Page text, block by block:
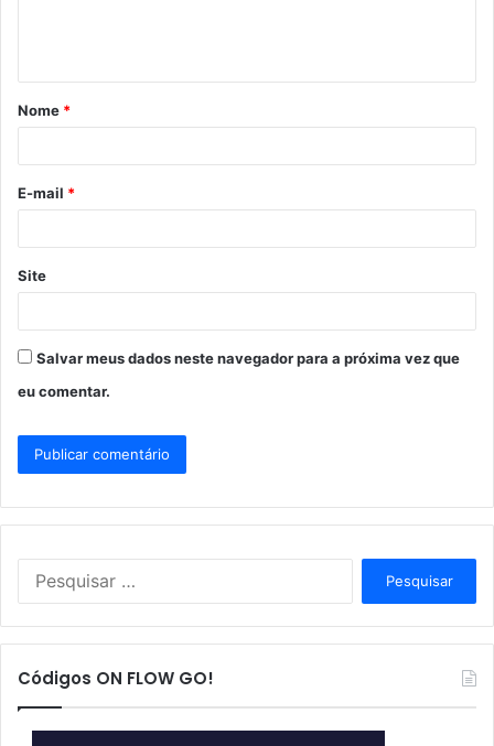
á
r
*
Nome *
E-mail *
Site
Salvar meus dados neste navegador para a próxima vez que
eu comentar.
s
a
Códigos ON FLOW GO!